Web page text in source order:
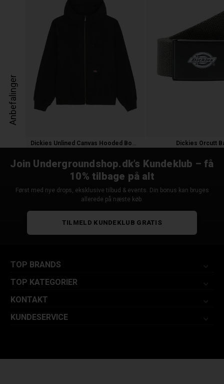
Anbefalinger
Dickies Orcutt
Join Undergroundshop.dk’s Kundeklub – få
10% tilbage på alt
Først med nye drops, eksklusive tilbud & events. Din bonus kan bruges
allerede på næste køb.
TILMELD KUNDEKLUB GRATIS
TOP BRANDS
TOP KATEGORIER
KONTAKT
KUNDESERVICE